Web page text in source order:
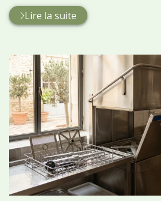
Lire la suite